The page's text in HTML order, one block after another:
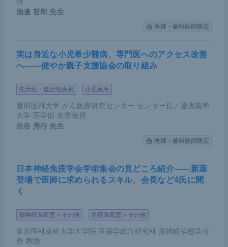
池邉 哲郎 先生
医師・歯科医師限定
実は身近な小児希少難病、専門医へのアクセス改善
へ――健やか親子支援協会の取り組み
先天性・遺伝性疾患 小児疾患
藤田医科大学 がん医療研究センター センター長／慶應義塾
大学 医学部 名誉教授
佐谷 秀行 先生
医師・歯科医師限定
日本神経免疫学会学術集会の見どころ紹介――新薬
登場で医師に求められるスキル、会長など4氏に聞
く
脳神経系疾患＞その他 免疫系疾患＞その他
東京医科歯科大学大学院 医歯学総合研究科 脳神経病態学分
野 教授